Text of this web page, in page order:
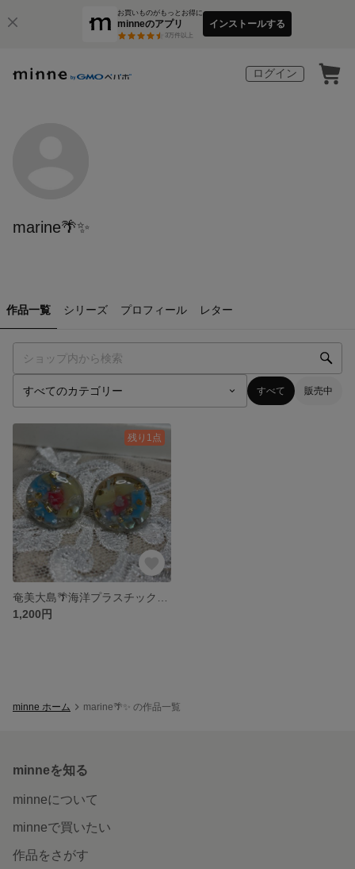
お買いものがもっとお得に
minneのアプリ
3万件以上
インストールする
ログイン
marine🌴✨
作品一覧 シリーズ プロフィール レター
すべて 販売中
残り1点
1,200円
minne ホーム marine🌴✨ の作品一覧
minneを知る
minneについて
minneで買いたい
作品をさがす